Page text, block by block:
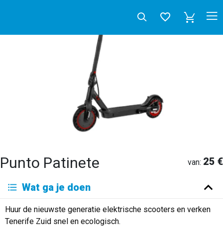
Punto Patinete van: 25 €
Deutsch English
Français
Italiano
Neerlandés
Русский
Wat ga je doen
Huur de nieuwste generatie elektrische scooters en verken
Tenerife Zuid snel en ecologisch.